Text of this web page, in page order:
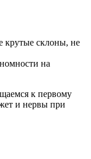
крутые склоны, не
на
к первому
и нервы при